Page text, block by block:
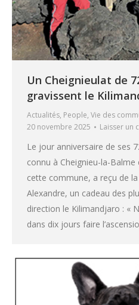
Un Cheignieulat de
gravissent le
Actualités, People, Vie des
20 novembre 2025
Laisser un
Le jour anniversaire de ses
connu à Cheignieu-la-Balme
cette commune, a reçu de
Alexandre, un cadeau des
direction le Kilimandjaro : «
dans dix jours faire